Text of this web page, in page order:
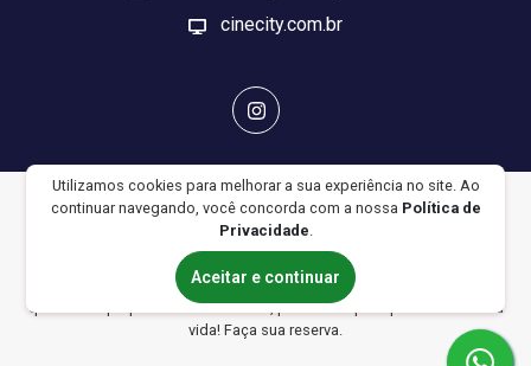
cinecity.com.br
Aluguel de equipamento audiovisual por algumas horas, dias ou por
quanto tempo precisar. Tudo online, prático e rápido para facilitar sua
vida! Faça sua reserva.
Utilizamos cookies para melhorar a sua experiência no site. Ao
continuar navegando, você concorda com a nossa Política de
Privacidade.
Aceitar e continuar